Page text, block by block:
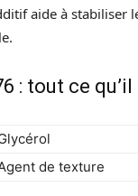
aide à stabiliser
: tout ce
de texture